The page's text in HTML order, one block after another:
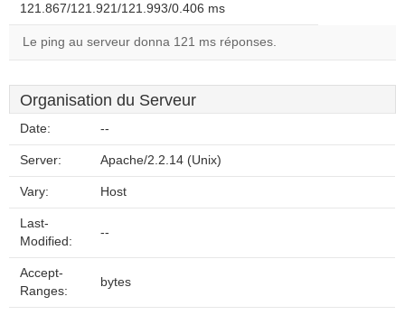
121.867/121.921/121.993/0.406 ms
Le ping au serveur donna 121 ms réponses.
Organisation du Serveur
Date: --
Server: Apache/2.2.14 (Unix)
Vary: Host
Last-
Modified:
--
Accept-
Ranges:
bytes